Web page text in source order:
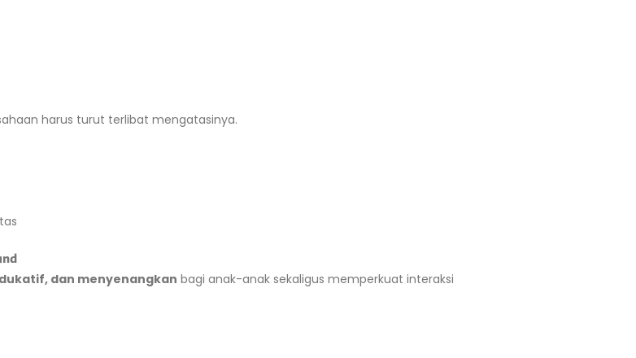
harus turut terlibat mengatasinya.
dan menyenangkan bagi anak-anak sekaligus memperkuat interaksi